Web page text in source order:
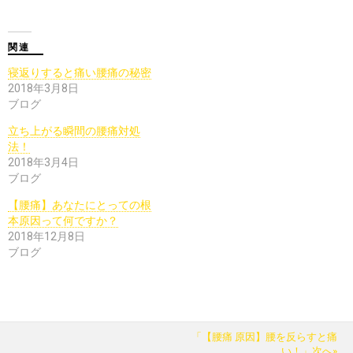
関連
寝返りすると痛い腰痛の秘密
2018年3月8日
ブログ
立ち上がる瞬間の腰痛対処
法！
2018年3月4日
ブログ
【腰痛】あなたにとっての根
本原因って何ですか？
2018年12月8日
ブログ
「【腰痛 原因】腰を反らすと痛